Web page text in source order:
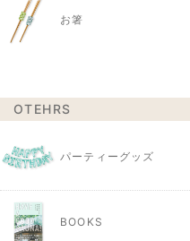
お箸
OTEHRS
パーティーグッズ
BOOKS